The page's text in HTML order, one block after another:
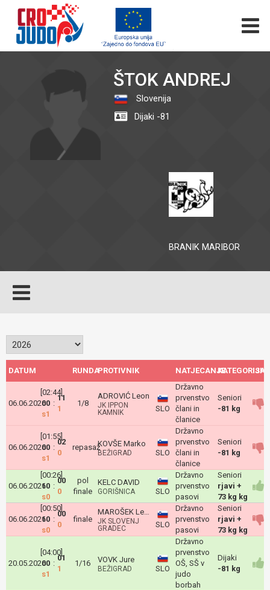
ŠTOK ANDREJ
Slovenija
Dijaki -81
BRANIK MARIBOR
DATUM RUNDAPROTIVNIK NATJECANJEKATEGORIJA
06.06.2026
[02:44]
00
s1
:
11
1
1/8
ADROVIĆ Leon
JK IPPON
KAMNIK
SLO
Državno
prvenstvo
člani in
članice
Seniori
-81 kg
06.06.2026
[01:55]
00
s1
:
02
0
repasažKOVŠE Marko
BEŽIGRAD SLO
Državno
prvenstvo
člani in
članice
Seniori
-81 kg
06.06.2026
[00:26]
10
s0
:
00
0
pol
finale
KELC DAVID
GORIŠNICA SLO
Državno
prvenstvo
pasovi
Seniori
rjavi +
73 kg kg
06.06.2026
[00:50]
10
s0
:
00
0
finale
MAROŠEK Leon
JK SLOVENJ
GRADEC
SLO
Državno
prvenstvo
pasovi
Seniori
rjavi +
73 kg kg
20.05.2026
[04:00]
00
s1
:
01
1
1/16 VOVK Jure
BEŽIGRAD SLO
Državno
prvenstvo
OŠ, SŠ v
judo
borbah
Dijaki
-81 kg